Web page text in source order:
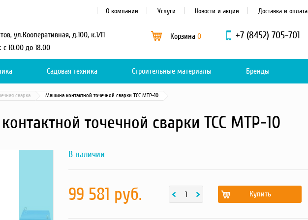
ул.Кооперативная, д.100, к.1/П
с 10.00 до 18.00
Корзина 0 +7 (8452) 705-701
О компании Услуги Новости и акции Доставка и оплата
Каталог 0
Садовая техника Строительные материалы Бренды
сварка Машина контактной точечной сварки ТСС МТР-10
точечной сварки ТСС МТР-10
659e2bce90fc0a4208c47a43facdcf7e
В наличии
99 581 руб. Купить